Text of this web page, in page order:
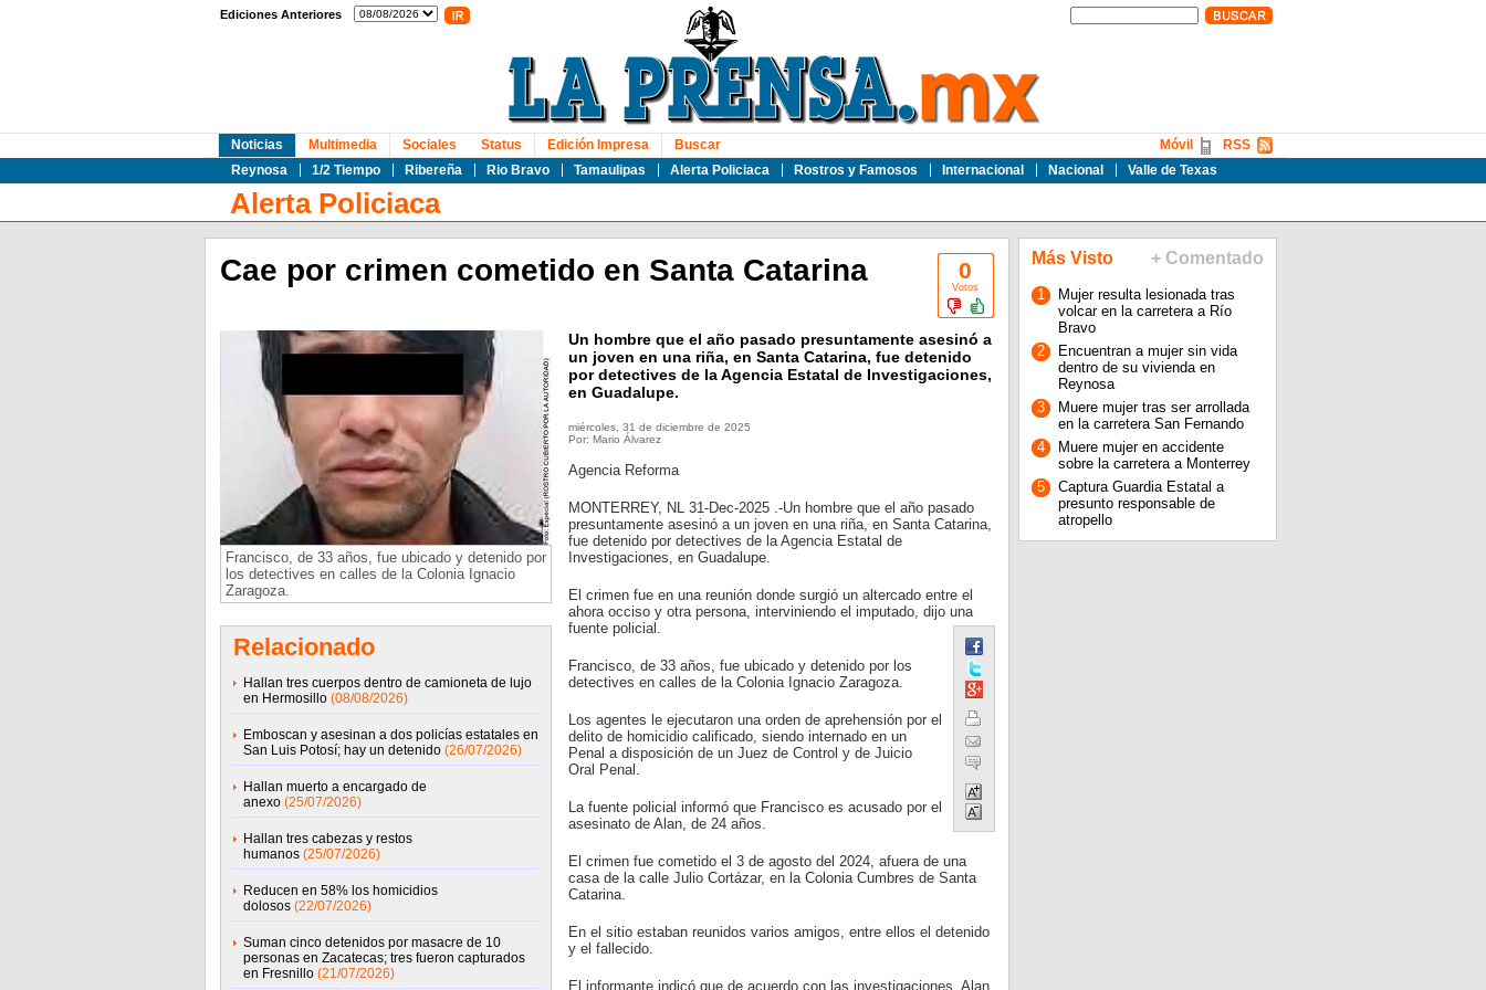
Ediciones Anteriores
Noticias
Reynosa
1/2 Tiempo Ribereña Rio Bravo Tamaulipas Alerta Policiaca Rostros y Famosos Internacional Nacional Valle de Texas
Multimedia Sociales Status Edición Impresa Buscar RSS
Móvil
Alerta Policiaca
0
Votos
Cae por crimen cometido en Santa Catarina
Francisco, de 33 años, fue ubicado y detenido por
los detectives en calles de la Colonia Ignacio
Zaragoza.
Relacionado
Hallan tres cuerpos dentro de camioneta de lujo
en Hermosillo (08/08/2026)
Emboscan y asesinan a dos policías estatales en
San Luis Potosí; hay un detenido (26/07/2026)
Hallan muerto a encargado de
anexo (25/07/2026)
Hallan tres cabezas y restos
humanos (25/07/2026)
Reducen en 58% los homicidios
dolosos (22/07/2026)
Suman cinco detenidos por masacre de 10
personas en Zacatecas; tres fueron capturados
en Fresnillo (21/07/2026)
Un hombre que el año pasado presuntamente asesinó a
un joven en una riña, en Santa Catarina, fue detenido
por detectives de la Agencia Estatal de Investigaciones,
en Guadalupe.
miércoles, 31 de diciembre de 2025
Por: Mario Álvarez
Agencia Reforma
MONTERREY, NL 31-Dec-2025 .-Un hombre que el año pasado
presuntamente asesinó a un joven en una riña, en Santa Catarina,
fue detenido por detectives de la Agencia Estatal de
Investigaciones, en Guadalupe.
El crimen fue en una reunión donde surgió un altercado entre el
ahora occiso y otra persona, interviniendo el imputado, dijo una
fuente policial.
Francisco, de 33 años, fue ubicado y detenido por los
detectives en calles de la Colonia Ignacio Zaragoza.
Los agentes le ejecutaron una orden de aprehensión por el
delito de homicidio calificado, siendo internado en un
Penal a disposición de un Juez de Control y de Juicio
Oral Penal.
La fuente policial informó que Francisco es acusado por el
asesinato de Alan, de 24 años.
El crimen fue cometido el 3 de agosto del 2024, afuera de una
casa de la calle Julio Cortázar, en la Colonia Cumbres de Santa
Catarina.
En el sitio estaban reunidos varios amigos, entre ellos el detenido
y el fallecido.
El informante indicó que de acuerdo con las investigaciones, Alan
Más Visto + Comentado
1
Mujer resulta lesionada tras
volcar en la carretera a Río
Bravo
2
Encuentran a mujer sin vida
dentro de su vivienda en
Reynosa
3
Muere mujer tras ser arrollada
en la carretera San Fernando
4
Muere mujer en accidente
sobre la carretera a Monterrey
5
Captura Guardia Estatal a
presunto responsable de
atropello